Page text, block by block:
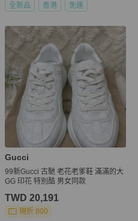
全新品 香港 免運
Gucci
99新Gucci 古馳 老花老爹鞋 滿滿的大
GG 印花 特別酷 男女同款
TWD 20,191
現折 800